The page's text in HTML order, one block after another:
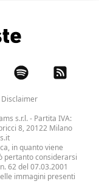
Disclaimer
s.r.l.- Partita IVA:
8, 20122 Milano
in quanto viene
pertanto considerarsi
62 del 07.03.2001
immagini presenti